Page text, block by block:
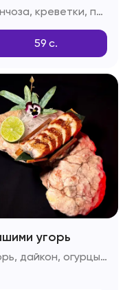
Фунчоза, креветки, перец болгарский, грибы шитаке, приправа дашида, кунжутное масло
59 с.
угорь
Угорь, дайкон, огурцы, лимон